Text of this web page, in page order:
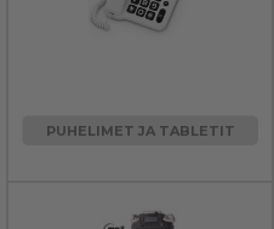
PUHELIMET JA TABLETIT